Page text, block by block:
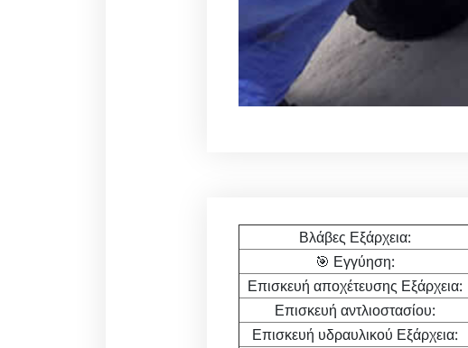
Βλάβες Εξάρχεια:
🎯 Εγγύηση:
Επισκευή αποχέτευσης Εξάρχεια:
Επισκευή αντλιοστασίου:
Επισκευή υδραυλικού Εξάρχεια: